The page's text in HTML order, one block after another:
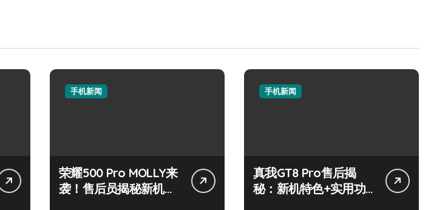
手机新闻
荣耀500 Pro MOLLY来
袭！售后员揭秘新机资
手机新闻
真我GT8 Pro售后揭
秘：新机特色+实用功